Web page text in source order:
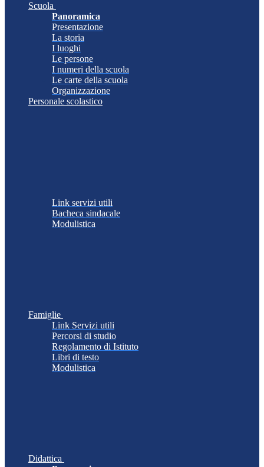
Scuola
Panoramica
Presentazione
La storia
I luoghi
Le persone
I numeri della scuola
Le carte della scuola
Organizzazione
Personale scolastico
Link servizi utili
Bacheca sindacale
Modulistica
Famiglie
Link Servizi utili
Percorsi di studio
Regolamento di Istituto
Libri di testo
Modulistica
Didattica